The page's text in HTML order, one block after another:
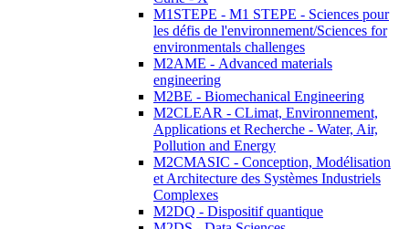
M1STEPE - M1 STEPE - Sciences pour
les défis de l'environnement/Sciences for
environmentals challenges
M2AME - Advanced materials
engineering
M2BE - Biomechanical Engineering
M2CLEAR - CLimat, Environnement,
Applications et Recherche - Water, Air,
Pollution and Energy
M2CMASIC - Conception, Modélisation
et Architecture des Systèmes Industriels
Complexes
M2DQ - Dispositif quantique